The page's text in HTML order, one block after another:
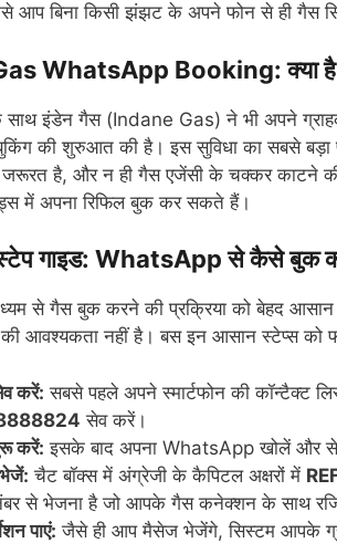
आप बिना किसी झंझट के अपने फोन से ही गैस
WhatsApp Booking: क्या है
इंडेन गैस (Indane Gas) ने भी अपने
की शुरुआत की है। इस सुविधा का सबसे
है, और न ही गैस एजेंसी के चक्कर काटने
में अपना रिफिल बुक कर सकते हैं।
गाइड: WhatsApp से कैसे बुक
से गैस बुक करने की प्रक्रिया को बेहद
की आवश्यकता नहीं है। बस इन आसान स्टेप्स को
करें: सबसे पहले अपने स्मार्टफोन की कॉन्टैक्ट
सेव करें।
करें: इसके बाद अपना WhatsApp खोलें और
चैट बॉक्स में अंग्रेजी के कैपिटल अक्षरों में
से भेजना है जो आपके गैस कनेक्शन के साथ
पाएं: जैसे ही आप मैसेज भेजेंगे, सिस्टम आपके